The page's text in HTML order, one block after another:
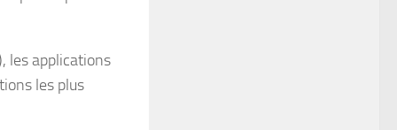
les applications
les plus